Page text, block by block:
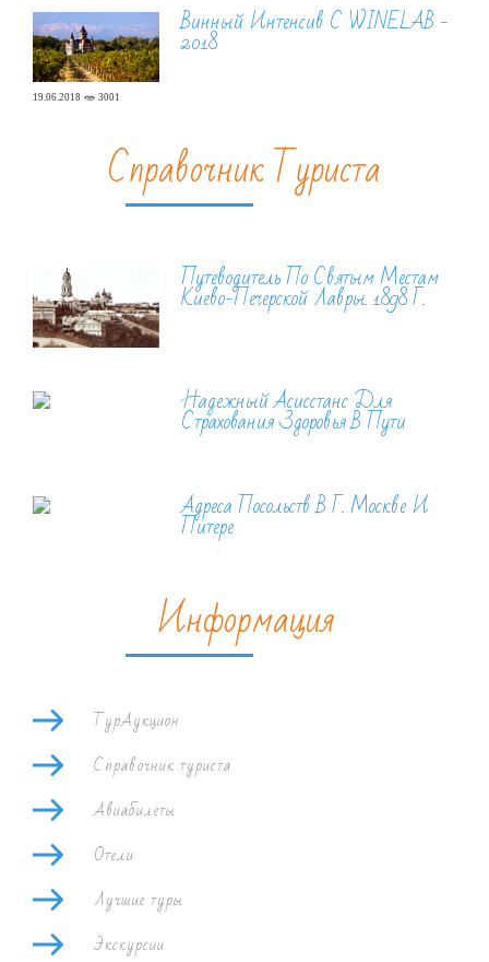
19.06.2018 3001
Винный Интенсив С WINELAB -
2018
Справочник Туриста
Путеводитель По Святым Местам
Киево-Печерской Лавры. 1898 Г.
Надежный Асисстанс Для
Страхования Здоровья В Пути
Адреса Посольств В Г. Москве И
Питере
Информация
ТурАукцион
Справочник туриста
Авиабилеты
Отели
Лучшие туры
Экскурсии